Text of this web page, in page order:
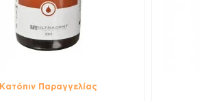
Λείανσης
Χαρτιά
Κατόπιν Παραγγελίας